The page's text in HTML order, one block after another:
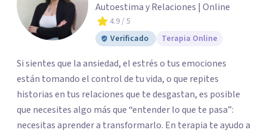
Autoestima y Relaciones | Online
4.9/ 5
Verificado
Terapia Online
Si sientes que la ansiedad, el estrés o tus emociones
están tomando el control de tu vida, o que repites
historias en tus relaciones que te desgastan, es posible
que necesites algo más que “entender lo que te pasa”:
necesitas aprender a transformarlo. En terapia te ayudo a